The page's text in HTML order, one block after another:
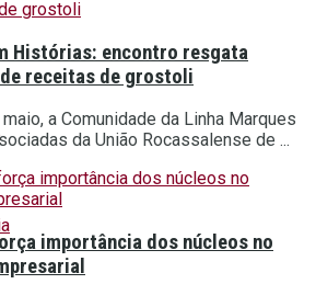
Histórias: encontro resgata
receitas de grostoli
a Comunidade da Linha Marques
da União Rocassalense de ...
importância dos núcleos no